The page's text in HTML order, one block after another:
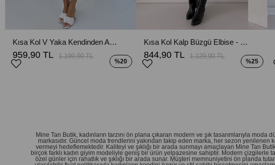
Kısa Kol V Yaka Kendinden Astarlı Triko Elbise - Ekru
959,90 TL 1.199,90 TL
%20
Kısa Kol Kalp Büzgü Elbise - Siyah
844,90 TL 1.129,90 TL
%25
Mine Tan Butik, kadınların tarzını ön plana çıkaran modern ve şık tasarımlarıyla
markasıdır. Güncel moda trendlerini yakından takip eden marka, her sezon yenilenen
vermeyi hedeflemektedir. Kaliteyi ve şıklığı bir arada sunmayı amaçlayan Mine Tan
birçok farklı kadın giyim modeliyle geniş bir ürün yelpazesine sahiptir. Modern çizgilerle
özel günler için rahatlık ve şıklığı bir arada sunar. Müşteri memnuniyetini ön planda